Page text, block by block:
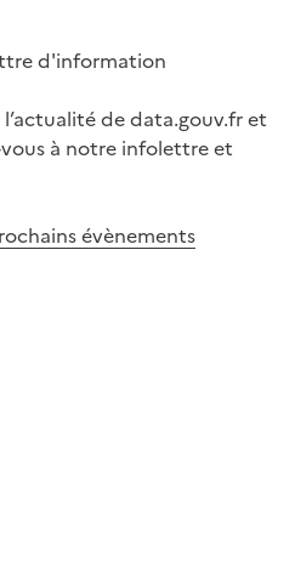
d'information
de data.gouv.fr et
à notre infolettre et
évènements